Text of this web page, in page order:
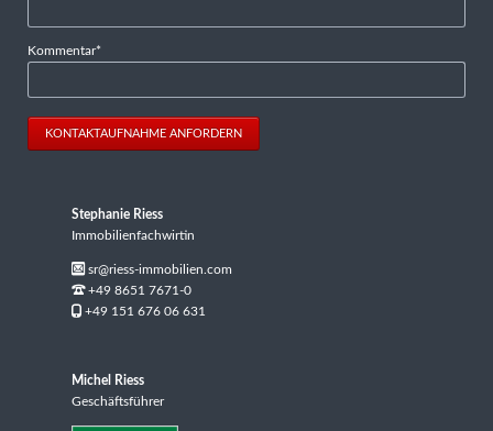
Pflichtfeld
Kommentar*
KONTAKTAUFNAHME ANFORDERN
Stephanie Riess
Immobilienfachwirtin
sr@riess-immobilien.com
+49 8651 7671-0
+49 151 676 06 631
Michel Riess
Geschäftsführer